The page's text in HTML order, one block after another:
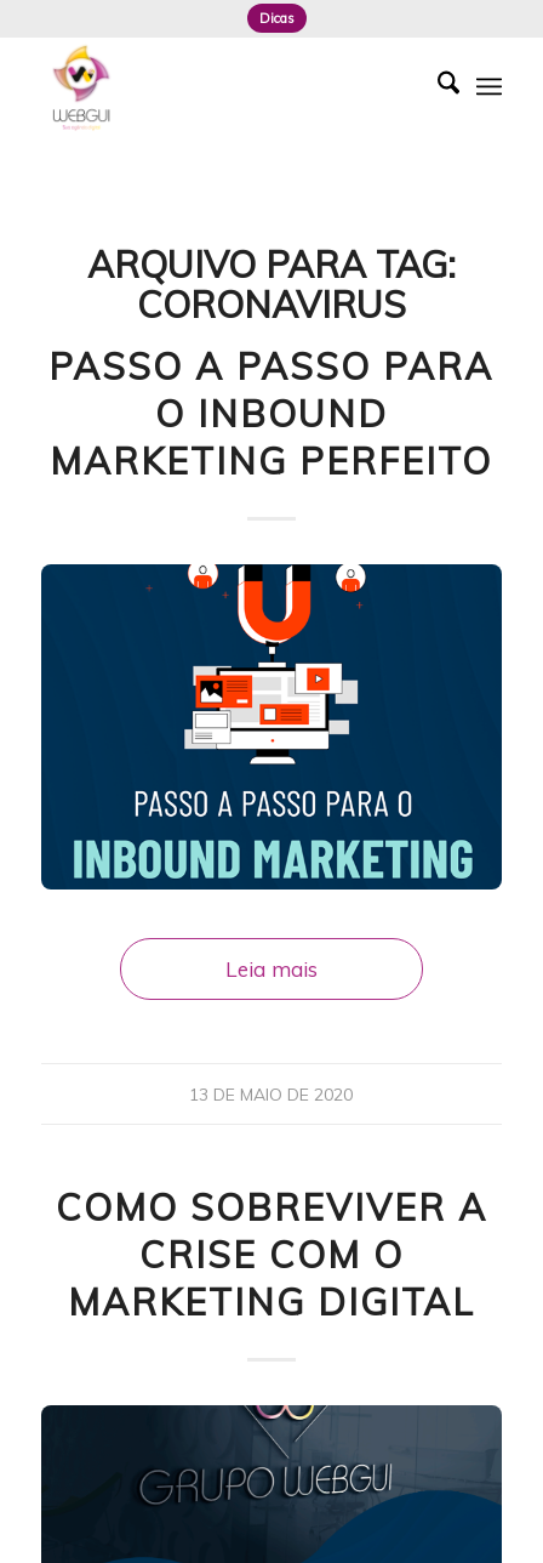
Dicas
ARQUIVO PARA TAG:
CORONAVIRUS
PASSO A PASSO PARA
O INBOUND
MARKETING PERFEITO
Leia mais
13 DE MAIO DE 2020
COMO SOBREVIVER A
CRISE COM O
MARKETING DIGITAL